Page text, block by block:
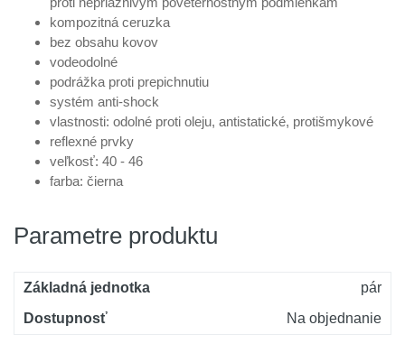
kompozitná ceruzka
bez obsahu kovov
vodeodolné
podrážka proti prepichnutiu
systém anti-shock
vlastnosti: odolné proti oleju, antistatické, protišmykové
reflexné prvky
veľkosť: 40 - 46
farba: čierna
Parametre produktu
Základná jednotka
pár
Dostupnosť
Na objednanie